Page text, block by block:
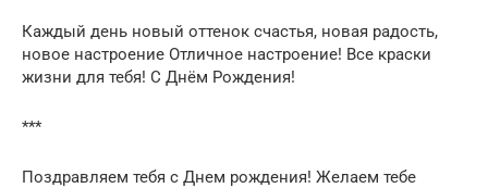
Каждый день новый оттенок счастья, новая радость,
новое настроение Отличное настроение! Все краски
жизни для тебя! С Днём Рождения!
***
Поздравляем тебя с Днем рождения! Желаем тебе